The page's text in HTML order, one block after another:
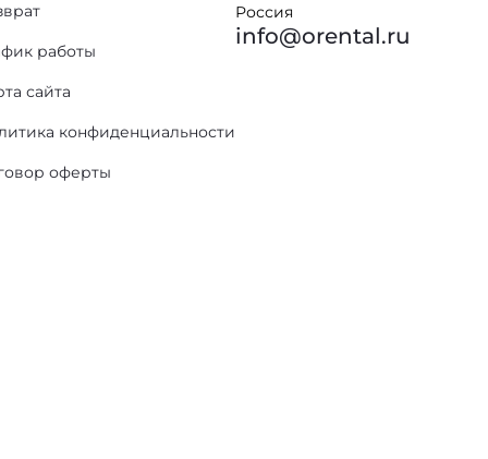
работы
сайта
конфиденциальности
оферты
Россия
info@orental.ru